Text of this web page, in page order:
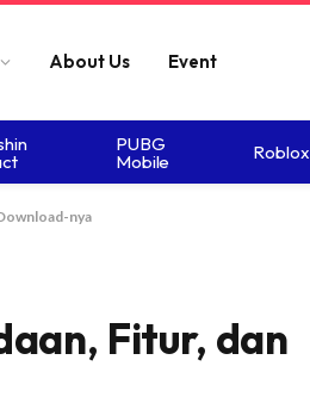
About Us Event
PUBG
Mobile Roblox
nya
Fitur, dan